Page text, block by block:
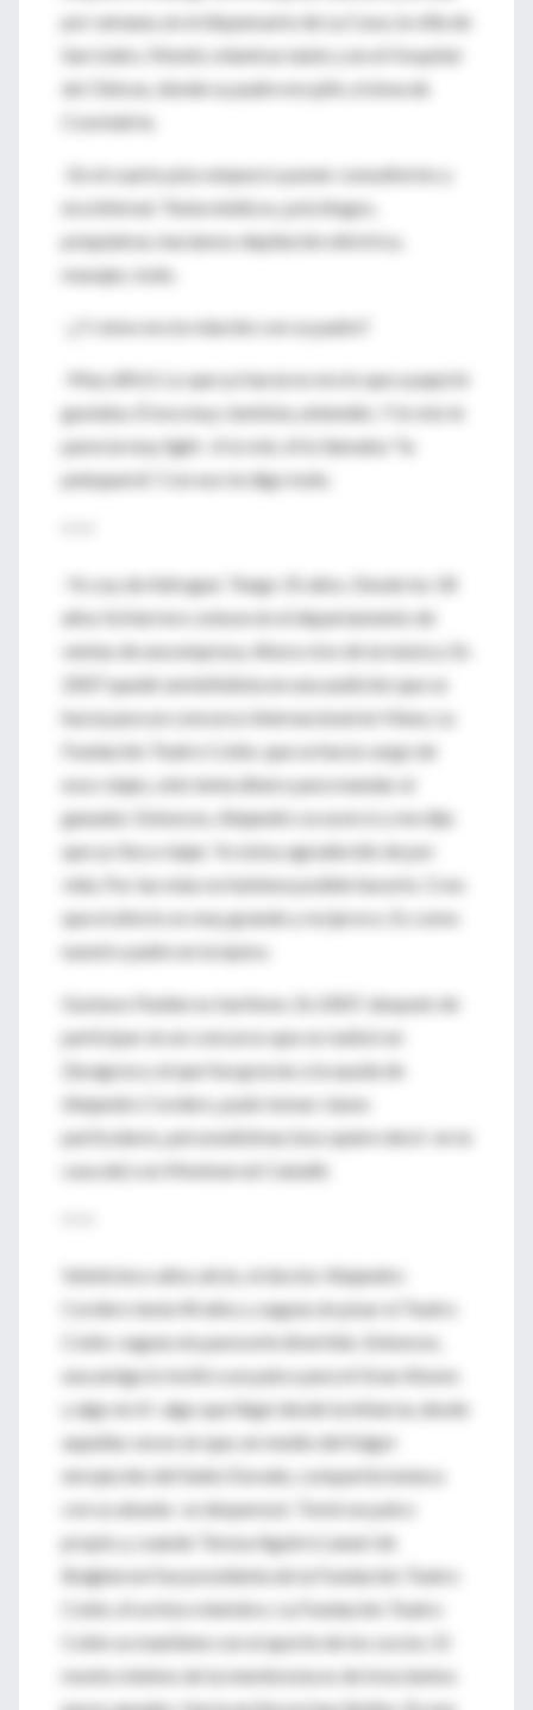
por semana, en el dispensario de La Cava, la villa de
San Isidro. Montó, mientras tanto y en el Hospital
de Clínicas, donde su padre era jefe, el área de
Cosmiatría.
-En el cuarto piso empecé a poner consultorios y
era infernal. Tenía médicos, psicólogos,
psiquiatras, hacíamos depilación eléctrica,
masajes, todo.
-¿Y cómo era la relación con su padre?
-Muy difícil. Lo que yo hacía no era lo que a papá le
gustaba. El era muy cientista, entendés. Y lo mío le
parecía muy light . A lo mío, él lo llamaba "la
peluquería". Con eso te digo todo.
-Yo soy de Adrogué. Tengo 31 años. Desde los 18
años fui herrero; estuve en el departamento de
ventas de una empresa. Ahora vivo de la música. En
2007 quedé seminifalista en una audición que se
hacía para un concurso internacional en Viena. La
Fundación Teatro Colón, que se hacía cargo de
esos viajes, sólo tenía dinero para mandar al
ganador. Entonces, Alejandro se acercó y me dijo
que yo iba a viajar. Yo estoy agradecido de por
vida. Por las mías no hubiese podido hacerlo. Creo
que el afecto es muy grande y recíproco. Es como
nuestro padre en la ópera.
Gustavo Feulien es barítono. En 2007, después de
participar en un concurso que se realizó en
Zaragoza y al que fue gracias a la ayuda de
Alejandro Cordero, pudo tomar clases
particulares, personalísimas (eso quiere decir: en la
casa de) con Montserrat Caballé.
Veinticinco años atrás, el doctor Alejandro
Cordero tenía 44 años y seguía sin pisar el Teatro
Colón: seguía sin parecerle divertido. Entonces,
una amiga lo invitó a un palco para el Gran Abono
y algo en él -algo que llegó desde la infancia, desde
aquellas veces en que, en medio del fulgor
enrojecido del Salón Dorado, compartía butaca
con su abuela- se desperezó. Tomó un palco
propio y, cuando Teresa Aguirre Lanari de
Bulgheroni fue presidenta de la Fundación Teatro
Colón, él se hizo miembro. La Fundación Teatro
Colón se mantiene con el aporte de los socios. El
monto mínimo de la membresía es de trescientos